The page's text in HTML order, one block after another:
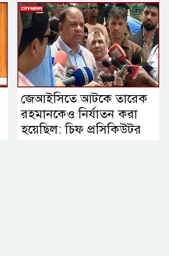
জেআইসিতে আটকে তারেক
রহমানকেও নির্যাতন করা
হয়েছিল: চিফ প্রসিকিউটর